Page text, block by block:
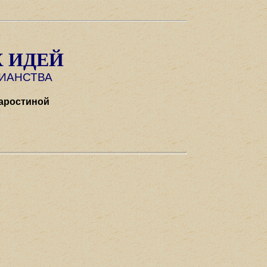
ИДЕЙ